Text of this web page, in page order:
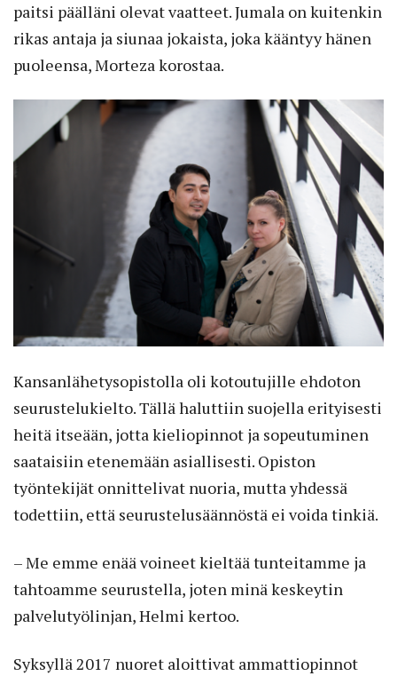
paitsi päälläni olevat vaatteet. Jumala on kuitenkin
rikas antaja ja siunaa jokaista, joka kääntyy hänen
puoleensa, Morteza korostaa.
Kansanlähetysopistolla oli kotoutujille ehdoton
seurustelukielto. Tällä haluttiin suojella erityisesti
heitä itseään, jotta kieliopinnot ja sopeutuminen
saataisiin etenemään asiallisesti. Opiston
työntekijät onnittelivat nuoria, mutta yhdessä
todettiin, että seurustelusäännöstä ei voida tinkiä.
– Me emme enää voineet kieltää tunteitamme ja
tahtoamme seurustella, joten minä keskeytin
palvelutyölinjan, Helmi kertoo.
Syksyllä 2017 nuoret aloittivat ammattiopinnot